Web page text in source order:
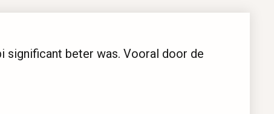
beter was. Vooral door de